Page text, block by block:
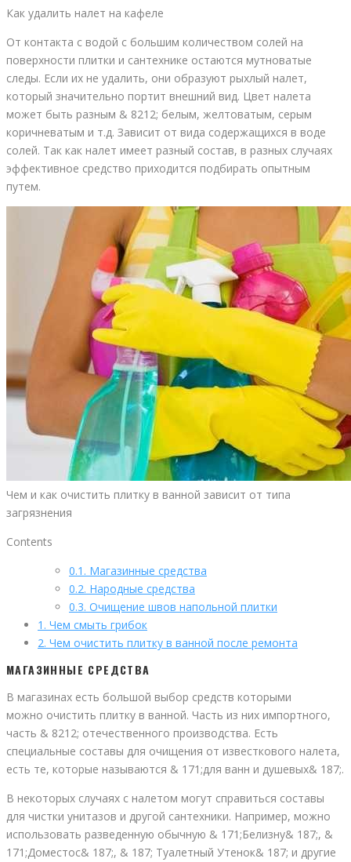
Как удалить налет на кафеле
От контакта с водой с большим количеством солей на
поверхности плитки и сантехнике остаются мутноватые
следы. Если их не удалить, они образуют рыхлый налет,
который значительно портит внешний вид. Цвет налета
может быть разным & 8212; белым, желтоватым, серым
коричневатым и т.д. Зависит от вида содержащихся в воде
солей. Так как налет имеет разный состав, в разных случаях
эффективное средство приходится подбирать опытным
путем.
Чем и как очистить плитку в ванной зависит от типа
загрязнения
Contents
0.1. Магазинные средства
0.2. Народные средства
0.3. Очищение швов напольной плитки
1. Чем смыть грибок
2. Чем очистить плитку в ванной после ремонта
МАГАЗИННЫЕ СРЕДСТВА
В магазинах есть большой выбор средств которыми
можно очистить плитку в ванной. Часть из них импортного,
часть & 8212; отечественного производства. Есть
специальные составы для очищения от известкового налета,
есть те, которые называются & 171;для ванн и душевых& 187;.
В некоторых случаях с налетом могут справиться составы
для чистки унитазов и другой сантехники. Например, можно
использовать разведенную обычную & 171;Белизну& 187;, &
171;Доместос& 187;, & 187; Туалетный Утенок& 187; и другие